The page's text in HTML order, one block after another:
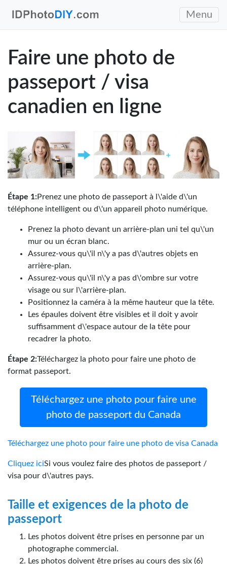
Menu
Faire une photo de
passeport / visa
canadien en ligne
Étape 1:Prenez une photo de passeport à l\'aide d\'un
téléphone intelligent ou d\'un appareil photo numérique.
Prenez la photo devant un arrière-plan uni tel qu\'un
mur ou un écran blanc.
Assurez-vous qu\'il n\'y a pas d\'autres objets en
arrière-plan.
Assurez-vous qu\'il n\'y a pas d\'ombre sur votre
visage ou sur l\'arrière-plan.
Positionnez la caméra à la même hauteur que la tête.
Les épaules doivent être visibles et il doit y avoir
suffisamment d\'espace autour de la tête pour
recadrer la photo.
Étape 2:Téléchargez la photo pour faire une photo de
format passeport.
Téléchargez une photo pour faire une
photo de passeport du Canada
Téléchargez une photo pour faire une photo de visa Canada
Cliquez iciSi vous voulez faire des photos de passeport /
visa pour d\'autres pays.
Taille et exigences de la photo de
passeport
Les photos doivent être prises en personne par un
photographe commercial.
Les photos doivent être prises au cours des six (6)